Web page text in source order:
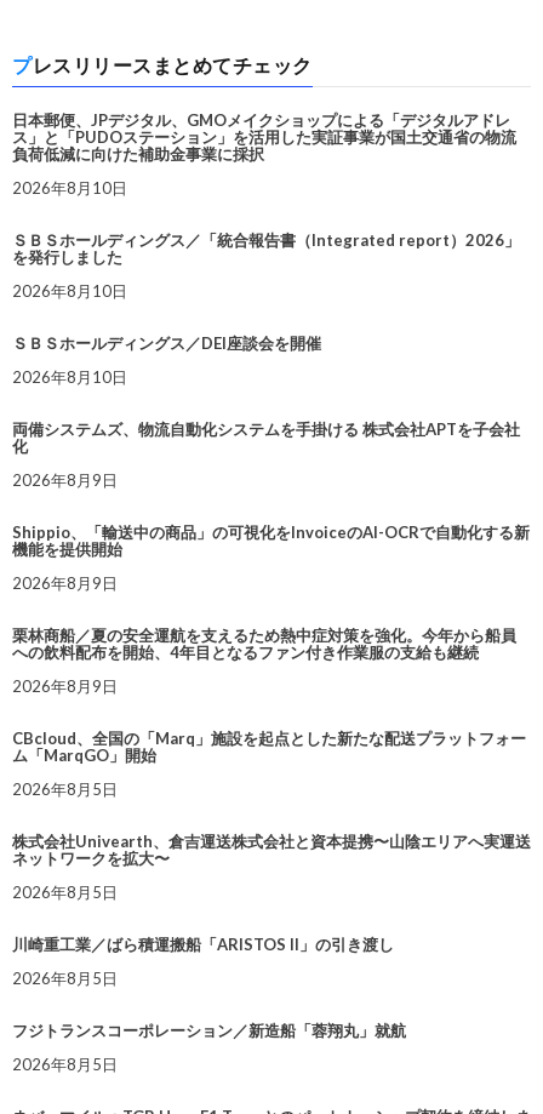
プレスリリースまとめてチェック
日本郵便、JPデジタル、GMOメイクショップによる「デジタルアドレ
ス」と「PUDOステーション」を活用した実証事業が国土交通省の物流
負荷低減に向けた補助金事業に採択
2026年8月10日
ＳＢＳホールディングス／「統合報告書（Integrated report）2026」
を発行しました
2026年8月10日
ＳＢＳホールディングス／DEI座談会を開催
2026年8月10日
両備システムズ、物流自動化システムを手掛ける 株式会社APTを子会社
化
2026年8月9日
Shippio、「輸送中の商品」の可視化をInvoiceのAI-OCRで自動化する新
機能を提供開始
2026年8月9日
栗林商船／夏の安全運航を支えるため熱中症対策を強化。今年から船員
への飲料配布を開始、4年目となるファン付き作業服の支給も継続
2026年8月9日
CBcloud、全国の「Marq」施設を起点とした新たな配送プラットフォー
ム「MarqGO」開始
2026年8月5日
株式会社Univearth、倉吉運送株式会社と資本提携〜山陰エリアへ実運送
ネットワークを拡大〜
2026年8月5日
川崎重工業／ばら積運搬船「ARISTOS II」の引き渡し
2026年8月5日
フジトランスコーポレーション／新造船「蓉翔丸」就航
2026年8月5日